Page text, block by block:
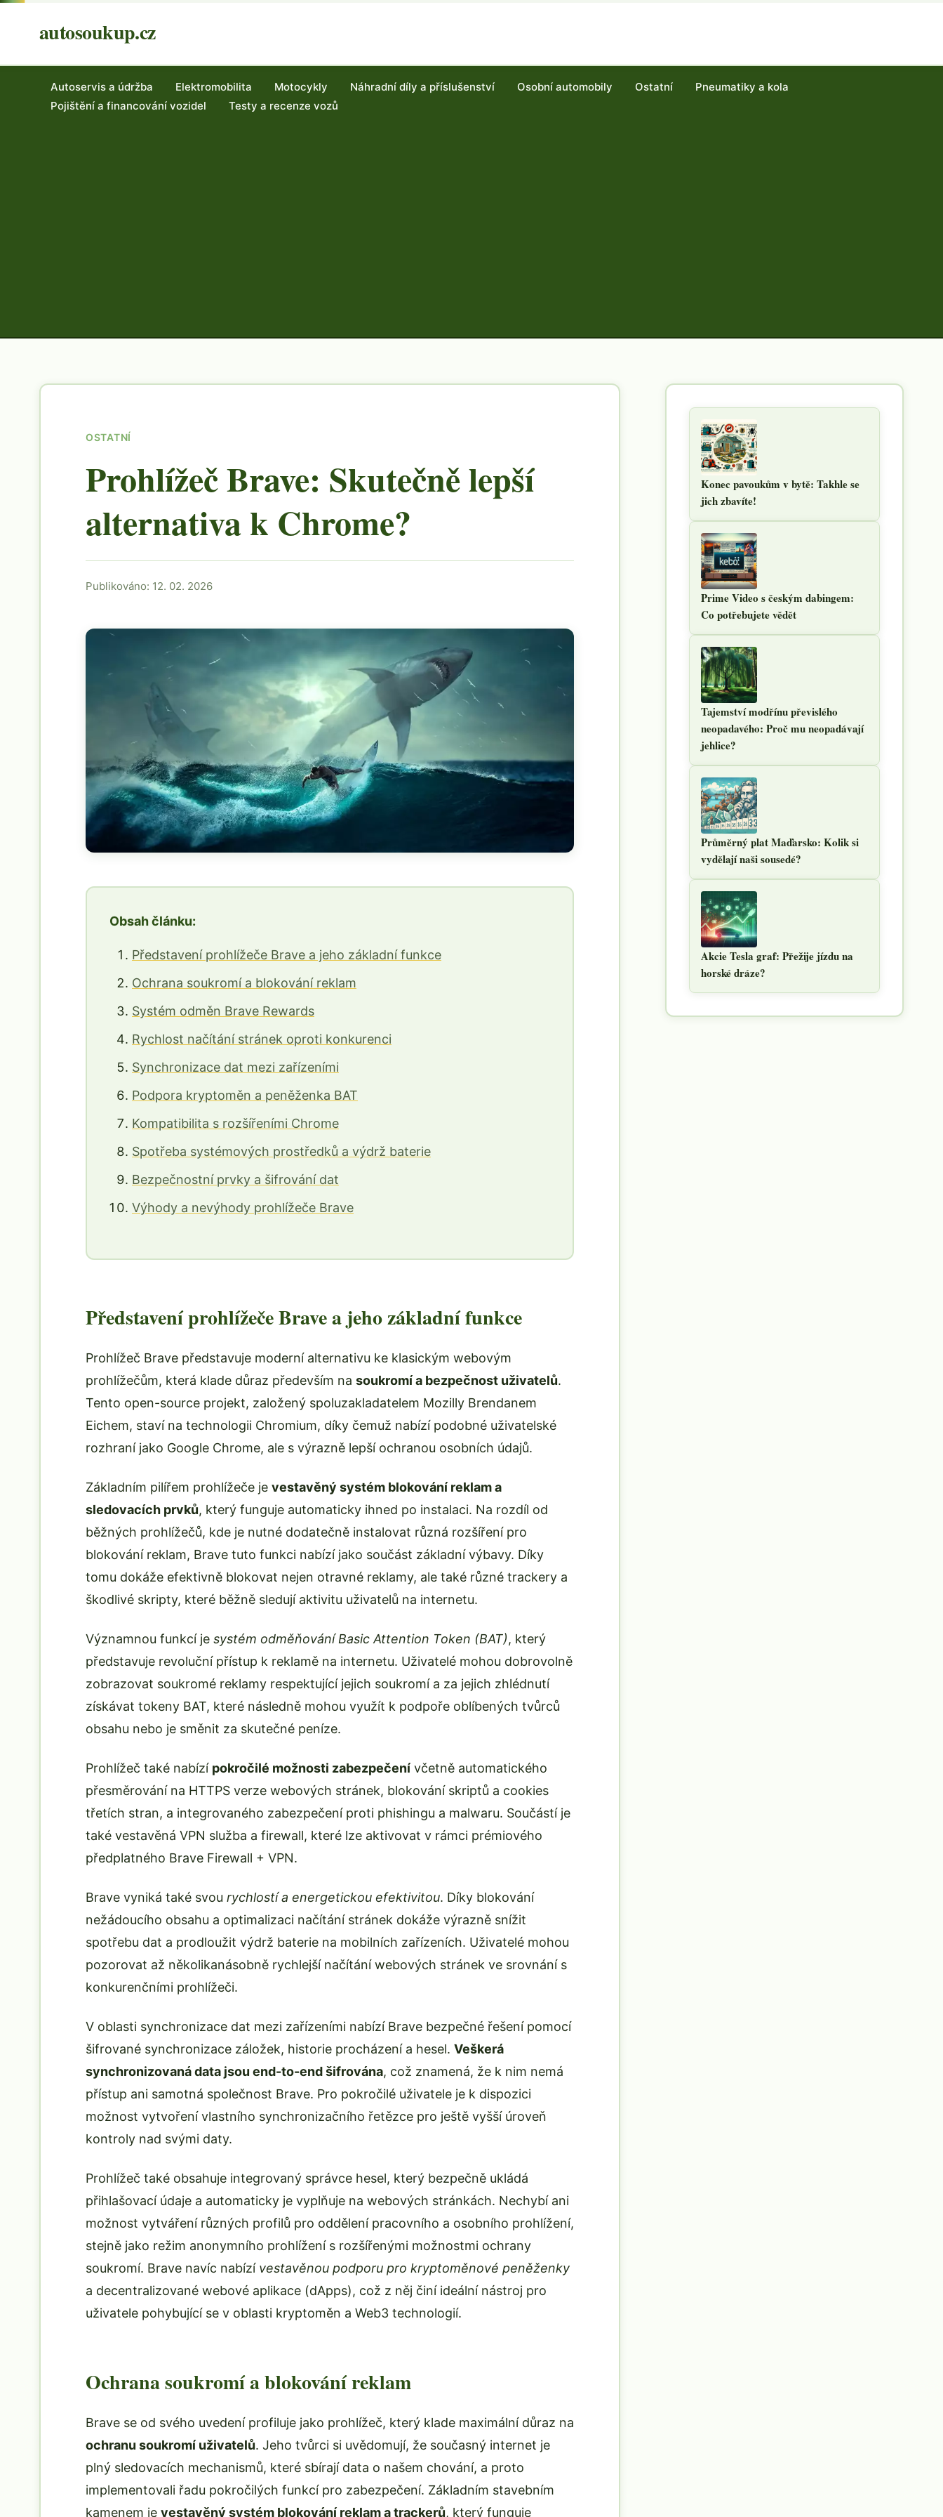
autosoukup.cz
Autoservis a údržba Elektromobilita Motocykly Náhradní díly a příslušenství Osobní automobily Ostatní
Pneumatiky a kola
Pojištění a financování vozidel
Testy a recenze vozů
OSTATNÍ
Prohlížeč Brave: Skutečně lepší
alternativa k Chrome?
Publikováno: 12. 02. 2026
Obsah článku:
Představení prohlížeče Brave a jeho základní funkce
Ochrana soukromí a blokování reklam
Systém odměn Brave Rewards
Rychlost načítání stránek oproti konkurenci
Synchronizace dat mezi zařízeními
Podpora kryptoměn a peněženka BAT
Kompatibilita s rozšířeními Chrome
Spotřeba systémových prostředků a výdrž baterie
Bezpečnostní prvky a šifrování dat
Výhody a nevýhody prohlížeče Brave
Představení prohlížeče Brave a jeho základní funkce
Prohlížeč Brave představuje moderní alternativu ke klasickým webovým
prohlížečům, která klade důraz především na soukromí a bezpečnost uživatelů.
Tento open-source projekt, založený spoluzakladatelem Mozilly Brendanem
Eichem, staví na technologii Chromium, díky čemuž nabízí podobné uživatelské
rozhraní jako Google Chrome, ale s výrazně lepší ochranou osobních údajů.
Základním pilířem prohlížeče je vestavěný systém blokování reklam a
sledovacích prvků, který funguje automaticky ihned po instalaci. Na rozdíl od
běžných prohlížečů, kde je nutné dodatečně instalovat různá rozšíření pro
blokování reklam, Brave tuto funkci nabízí jako součást základní výbavy. Díky
tomu dokáže efektivně blokovat nejen otravné reklamy, ale také různé trackery a
škodlivé skripty, které běžně sledují aktivitu uživatelů na internetu.
Významnou funkcí je systém odměňování Basic Attention Token (BAT), který
představuje revoluční přístup k reklamě na internetu. Uživatelé mohou dobrovolně
zobrazovat soukromé reklamy respektující jejich soukromí a za jejich zhlédnutí
získávat tokeny BAT, které následně mohou využít k podpoře oblíbených tvůrců
obsahu nebo je směnit za skutečné peníze.
Prohlížeč také nabízí pokročilé možnosti zabezpečení včetně automatického
přesměrování na HTTPS verze webových stránek, blokování skriptů a cookies
třetích stran, a integrovaného zabezpečení proti phishingu a malwaru. Součástí je
také vestavěná VPN služba a firewall, které lze aktivovat v rámci prémiového
předplatného Brave Firewall + VPN.
Brave vyniká také svou rychlostí a energetickou efektivitou. Díky blokování
nežádoucího obsahu a optimalizaci načítání stránek dokáže výrazně snížit
spotřebu dat a prodloužit výdrž baterie na mobilních zařízeních. Uživatelé mohou
pozorovat až několikanásobně rychlejší načítání webových stránek ve srovnání s
konkurenčními prohlížeči.
V oblasti synchronizace dat mezi zařízeními nabízí Brave bezpečné řešení pomocí
šifrované synchronizace záložek, historie procházení a hesel. Veškerá
synchronizovaná data jsou end-to-end šifrována, což znamená, že k nim nemá
přístup ani samotná společnost Brave. Pro pokročilé uživatele je k dispozici
možnost vytvoření vlastního synchronizačního řetězce pro ještě vyšší úroveň
kontroly nad svými daty.
Prohlížeč také obsahuje integrovaný správce hesel, který bezpečně ukládá
přihlašovací údaje a automaticky je vyplňuje na webových stránkách. Nechybí ani
možnost vytváření různých profilů pro oddělení pracovního a osobního prohlížení,
stejně jako režim anonymního prohlížení s rozšířenými možnostmi ochrany
soukromí. Brave navíc nabízí vestavěnou podporu pro kryptoměnové peněženky
a decentralizované webové aplikace (dApps), což z něj činí ideální nástroj pro
uživatele pohybující se v oblasti kryptoměn a Web3 technologií.
Ochrana soukromí a blokování reklam
Brave se od svého uvedení profiluje jako prohlížeč, který klade maximální důraz na
ochranu soukromí uživatelů. Jeho tvůrci si uvědomují, že současný internet je
plný sledovacích mechanismů, které sbírají data o našem chování, a proto
implementovali řadu pokročilých funkcí pro zabezpečení. Základním stavebním
kamenem je vestavěný systém blokování reklam a trackerů, který funguje
Konec pavoukům v bytě: Takhle se
jich zbavíte!
Prime Video s českým dabingem:
Co potřebujete vědět
Tajemství modřínu převislého
neopadavého: Proč mu neopadávají
jehlice?
Průměrný plat Maďarsko: Kolik si
vydělají naši sousedé?
Akcie Tesla graf: Přežije jízdu na
horské dráze?